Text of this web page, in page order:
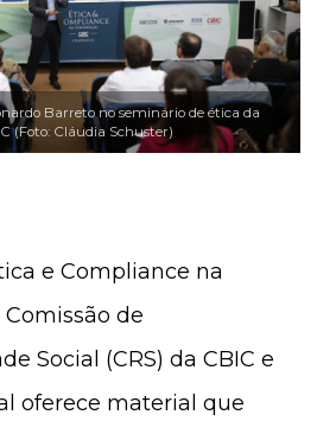
Barreto no seminário de ética da
(Foto: Cláudia Schuster)
e Compliance na
Comissão de
Social (CRS) da CBIC e
oferece material que